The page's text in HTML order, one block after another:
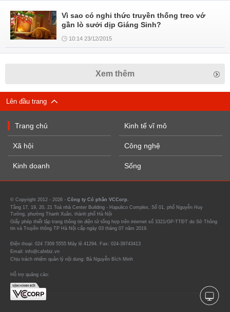
Vì sao có nghi thức truyền thống treo vớ
gần lò sưởi dịp Giáng Sinh?
10:14 23/12/2015
Xem thêm
Lên đầu trang
Trang chủ
Xã hội
Kinh doanh
Kinh tế vĩ mô
Công nghệ
Sống
© Copyright 2012 - 2026 - Công ty Cổ phần VCCorp.
Tầng 17, 19, 20, 21 Toà nhà Center Building - Hapulico Complex, Số 01, phố Nguyễn Huy
Tưởng, phường Thanh Xuân, thành phố Hà Nội
Giấy phép thiết lập trang thông tin điện tử tổng hợp trên internet số 3321/GP-TTĐT do Sở Thông
tin và Truyền thông TP Hà Nội cấp ngày 03 tháng 07 năm 2019.
Điện thoại: 024 7309 5555 Máy lẻ 41294. Fax: 024-39743413
Email: info@cafebiz.vn
Chịu trách nhiệm quản lý nội dung: Bà Nguyễn Bích Minh
Hỗ trợ quảng cáo: